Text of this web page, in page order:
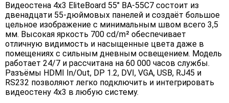
Видеостена 4х3 EliteBoard 55" BA-55C7 состоит из
двенадцати 55-дюймовых панелей и создаёт большое
цельное изображение с минимальным швом всего 3,5
мм. Высокая яркость 700 cd/m² обеспечивает
отличную видимость и насыщенные цвета даже в
помещениях с сильным дневным освещением. Модель
работает 24/7 и рассчитана на 60 000 часов службы.
Разъёмы HDMI In/Out, DP 1.2, DVI, VGA, USB, RJ45 и
RS232 позволяют легко подключить и интегрировать
видеостену 4х3 в любую систему.